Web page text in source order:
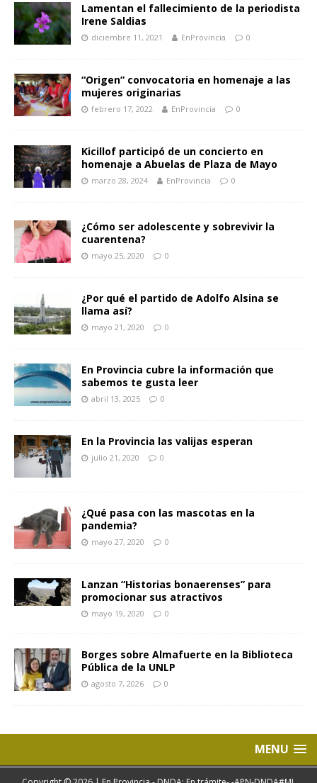
Lamentan el fallecimiento de la periodista
Irene Saldias
diciembre 11, 2021 EnProvincia 0
“Origen” convocatoria en homenaje a las
mujeres originarias
febrero 17, 2022 EnProvincia 0
Kicillof participó de un concierto en
homenaje a Abuelas de Plaza de Mayo
marzo 28, 2024 EnProvincia 0
¿Cómo ser adolescente y sobrevivir la
cuarentena?
mayo 25, 2020 0
¿Por qué el partido de Adolfo Alsina se
llama así?
mayo 21, 2020 0
En Provincia cubre la información que
sabemos te gusta leer
abril 13, 2025 0
En la Provincia las valijas esperan
julio 21, 2020 0
¿Qué pasa con las mascotas en la
pandemia?
mayo 27, 2020 0
Lanzan “Historias bonaerenses” para
promocionar sus atractivos
mayo 19, 2020 0
Borges sobre Almafuerte en la Biblioteca
Pública de la UNLP
agosto 7, 2026 0
MENU